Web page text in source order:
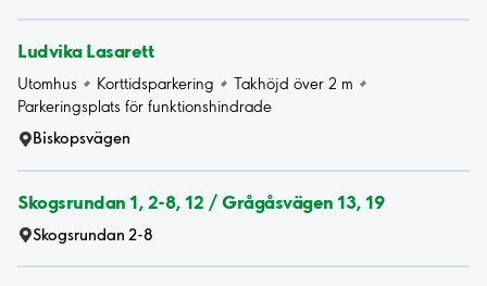
Ludvika Lasarett
Utomhus Korttidsparkering
Takhöjd över 2 m
Parkeringsplats för funktionshindrade
Biskopsvägen
Skogsrundan 1, 2-8, 12 / Grågåsvägen 13, 19
Skogsrundan 2-8